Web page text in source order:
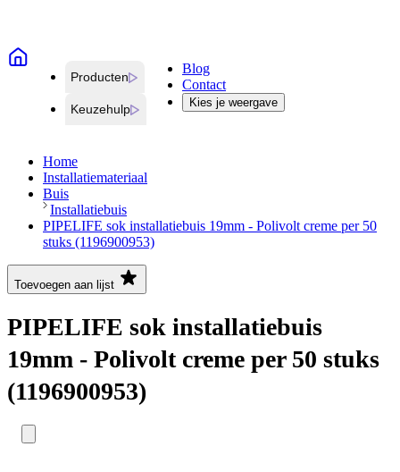
Producten
Keuzehulp
Blog
Contact
Kies je weergave
Home
Installatiemateriaal
Buis
Installatiebuis
PIPELIFE sok installatiebuis 19mm - Polivolt creme per 50
stuks (1196900953)
Toevoegen aan lijst
PIPELIFE sok installatiebuis
19mm - Polivolt creme per 50 stuks
(1196900953)